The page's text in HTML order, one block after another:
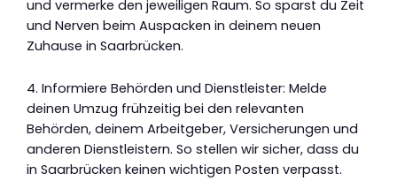
und vermerke den jeweiligen Raum. So sparst du Zeit
und Nerven beim Auspacken in deinem neuen
Zuhause in Saarbrücken.
4. Informiere Behörden und Dienstleister: Melde
deinen Umzug frühzeitig bei den relevanten
Behörden, deinem Arbeitgeber, Versicherungen und
anderen Dienstleistern. So stellen wir sicher, dass du
in Saarbrücken keinen wichtigen Posten verpasst.